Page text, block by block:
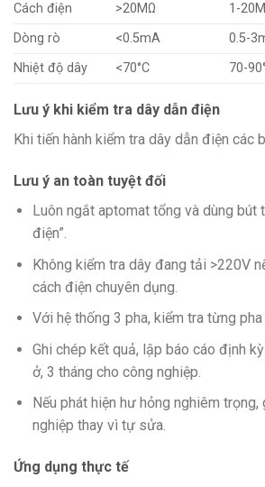
Cách điện
>20MΩ 1-
Dòng rò
<0.5mA 0.5-
Nhiệt độ dây
<70°C 70-
Lưu ý khi kiểm tra dây dẫn điện
Khi tiến hành kiểm tra dây dẫn điện các
Lưu ý an toàn tuyệt đối
Luôn ngắt aptomat tổng và dùng bút
điện”.
Không kiểm tra dây đang tải >220V
cách điện chuyên dụng.
Với hệ thống 3 pha, kiểm tra từng
Ghi chép kết quả, lập báo cáo định
ở, 3 tháng cho công nghiệp.
Nếu phát hiện hư hỏng nghiêm trọng,
nghiệp thay vì tự sửa.
Ứng dụng thực tế